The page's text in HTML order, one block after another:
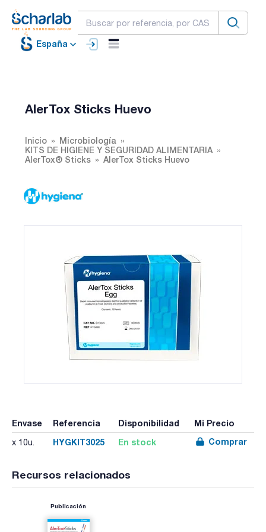
España
AlerTox Sticks Huevo
Inicio
Microbiología
KITS DE HIGIENE Y SEGURIDAD ALIMENTARIA
AlerTox® Sticks
AlerTox Sticks Huevo
Envase Referencia Disponibilidad Mi Precio
x 10u. HYGKIT3025 En stock Comprar
Recursos relacionados
Publicación